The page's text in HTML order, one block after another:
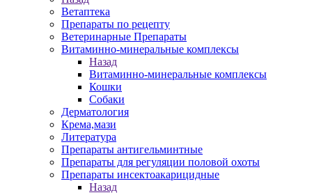
Ветаптека
Препараты по рецепту
Ветеринарные Препараты
Витаминно-минеральные комплексы
Назад
Витаминно-минеральные комплексы
Кошки
Собаки
Дерматология
Крема,мази
Литература
Препараты антигельминтные
Препараты для регуляции половой охоты
Препараты инсектоакарицидные
Назад